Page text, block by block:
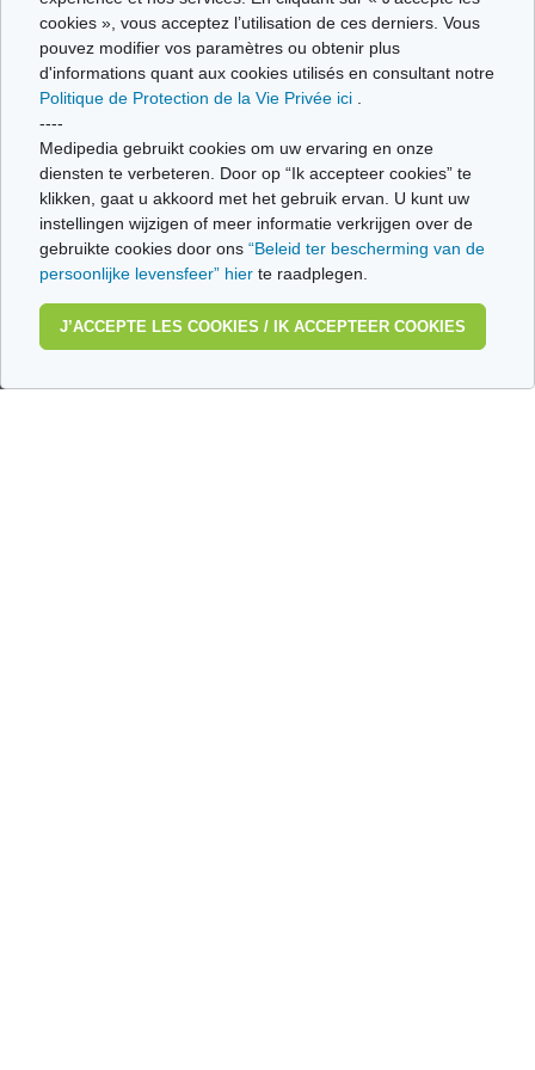
cookies », vous acceptez l’utilisation de ces derniers. Vous
pouvez modifier vos paramètres ou obtenir plus
d'informations quant aux cookies utilisés en consultant notre
Politique de Protection de la Vie Privée ici
----
Medipedia gebruikt cookies om uw ervaring en onze
diensten te verbeteren. Door op “Ik accepteer cookies” te
klikken, gaat u akkoord met het gebruik ervan. U kunt uw
instellingen wijzigen of meer informatie verkrijgen over de
gebruikte cookies door ons “Beleid ter bescherming van de
persoonlijke levensfeer” hier te raadplegen.
J’ACCEPTE LES COOKIES / IK ACCEPTEER COOKIES
is een
ziekenhuisopname
noodzakelijk?
Antifibrinolytica
Bloeding van
slijmvliezen en
hematurie
Behandeling van
bloedingen in
gewrichten en de
spieren
IN VIDEO